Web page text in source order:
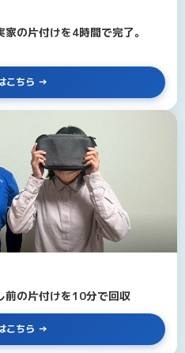
の片付けを4時間で完了。
こちら
前の片付けを10分で回収
こちら